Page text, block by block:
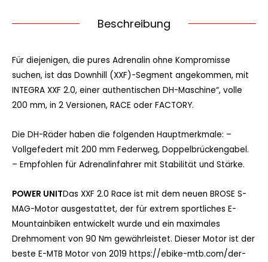
Beschreibung
Für diejenigen, die pures Adrenalin ohne Kompromisse
suchen, ist das Downhill (XXF)-Segment angekommen, mit
INTEGRA XXF 2.0, einer authentischen DH-Maschine“, volle
200 mm, in 2 Versionen, RACE oder FACTORY.
Die DH-Räder haben die folgenden Hauptmerkmale: –
Vollgefedert mit 200 mm Federweg, Doppelbrückengabel.
– Empfohlen für Adrenalinfahrer mit Stabilität und Stärke.
POWER UNITDas XXF 2.0 Race ist mit dem neuen BROSE S-
MAG-Motor ausgestattet, der für extrem sportliches E-
Mountainbiken entwickelt wurde und ein maximales
Drehmoment von 90 Nm gewährleistet. Dieser Motor ist der
beste E-MTB Motor von 2019 https://ebike-mtb.com/der-